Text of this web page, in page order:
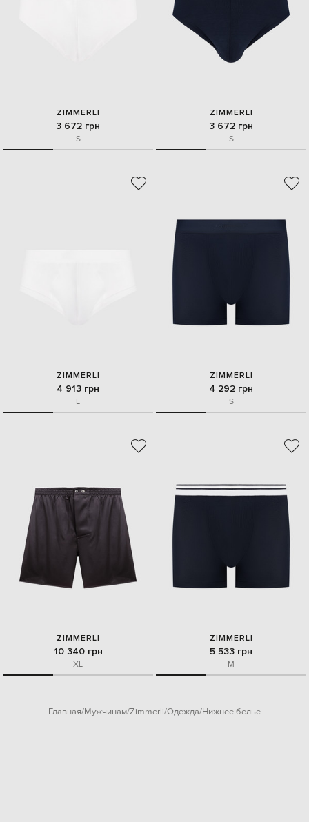
ZIMMERLI
3 672 грн
S
ZIMMERLI
3 672 грн
S
ZIMMERLI
4 913 грн
L
ZIMMERLI
4 292 грн
S
ZIMMERLI
10 340 грн
XL
ZIMMERLI
5 533 грн
M
Главная Мужчинам Zimmerli Одежда Нижнее белье